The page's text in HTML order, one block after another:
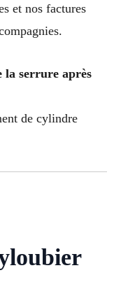
et nos factures
la serrure après
de cylindre